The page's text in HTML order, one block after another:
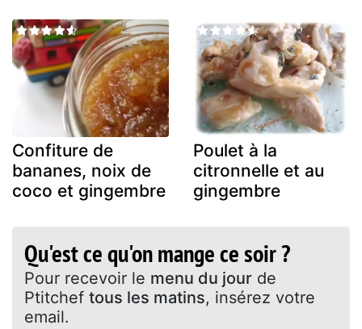
Confiture de
bananes, noix de
coco et gingembre
Poulet à la
citronnelle et au
gingembre
Qu'est ce qu'on mange ce soir ?
Pour recevoir le menu du jour de
Ptitchef tous les matins, insérez votre
email.